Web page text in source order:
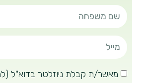
מאשר/ת קבלת ניוזלטר בדוא"ל